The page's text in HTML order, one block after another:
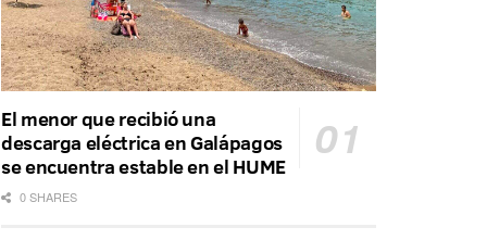
El menor que recibió una
descarga eléctrica en Galápagos
se encuentra estable en el HUME
0 SHARES